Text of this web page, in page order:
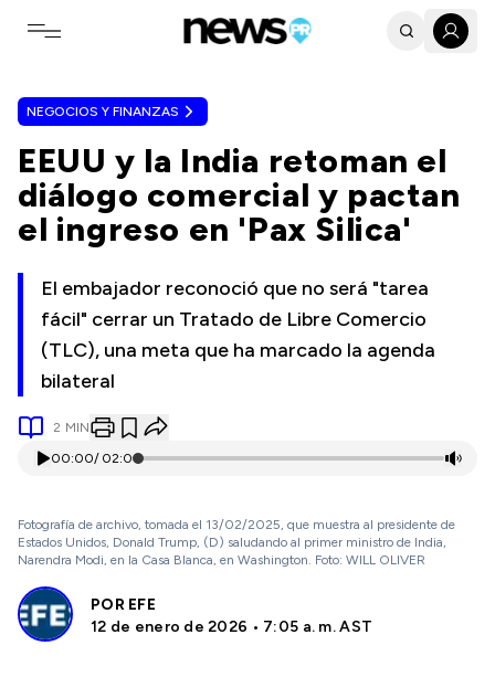
Toggle navigation menu
NEGOCIOS Y FINANZAS
EEUU y la India retoman el
diálogo comercial y pactan
el ingreso en 'Pax Silica'
El embajador reconoció que no será "tarea
fácil" cerrar un Tratado de Libre Comercio
(TLC), una meta que ha marcado la agenda
bilateral
2 MIN
00:00/ 02:01
Fotografía de archivo, tomada el 13/02/2025, que muestra al presidente de
Estados Unidos, Donald Trump, (D) saludando al primer ministro de India,
Narendra Modi, en la Casa Blanca, en Washington. Foto: WILL OLIVER
POR EFE
12 de enero de 2026 • 7:05 a. m. AST